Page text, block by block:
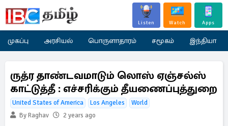
Listen Watch Apps
முகப்பு அரசியல் பொருளாதாரம் சமூகம் இந்தியா
ருத்ர தாண்டவமாடும் லொஸ் ஏஞ்சல்ஸ்
காட்டுத்தீ : எச்சரிக்கும் தீயணைப்புத்துறை
United States of America Los Angeles
World
By Raghav
2 years ago